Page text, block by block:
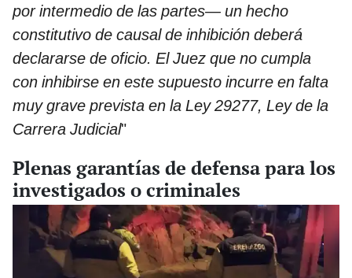
por intermedio de las partes— un hecho
constitutivo de causal de inhibición deberá
declararse de oficio. El Juez que no cumpla
con inhibirse en este supuesto incurre en falta
muy grave prevista en la Ley 29277, Ley de la
Carrera Judicial"
Plenas garantías de defensa para los
investigados o criminales